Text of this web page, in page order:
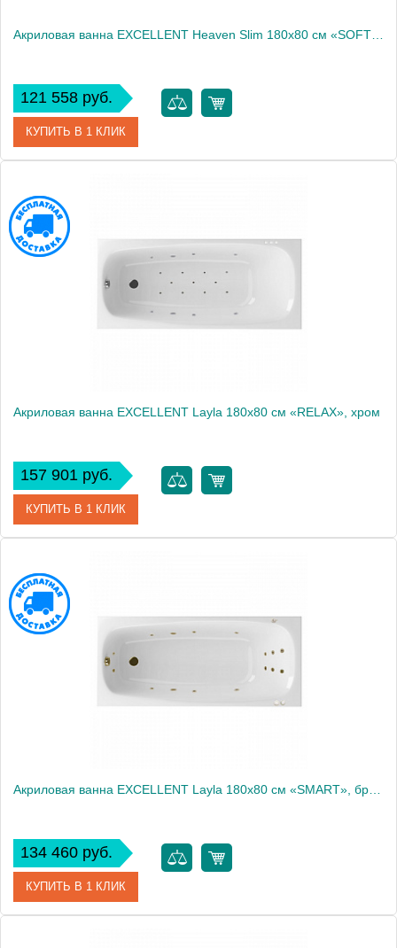
121 558 руб.
КУПИТЬ В 1 КЛИК
Артикул
Производитель
Акриловая ванна EXCELLENT Layla 180x80 см «RELAX», хром
157 901 руб.
КУПИТЬ В 1 КЛИК
Артикул
Производитель
134 460 руб.
КУПИТЬ В 1 КЛИК